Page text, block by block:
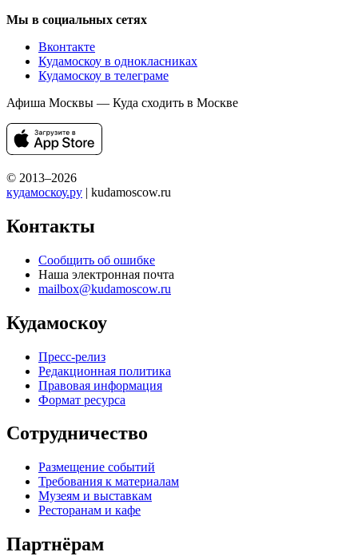
Мы в социальных сетях
Вконтакте
Кудамоскоу в однокласниках
Кудамоскоу в телеграме
Афиша Москвы — Куда сходить в Москве
© 2013–2026
кудамоскоу.ру | kudamoscow.ru
Контакты
Сообщить об ошибке
Наша электронная почта
mailbox@kudamoscow.ru
Кудамоскоу
Пресс-релиз
Редакционная политика
Правовая информация
Формат ресурса
Сотрудничество
Размещение событий
Требования к материалам
Музеям и выставкам
Ресторанам и кафе
Партнёрам